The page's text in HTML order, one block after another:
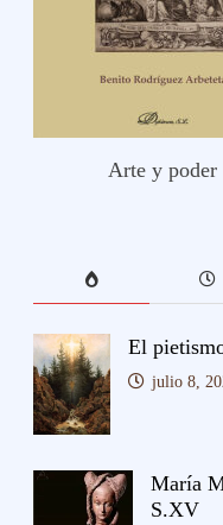
Arte y poder
El
julio 8,
María
S.XV